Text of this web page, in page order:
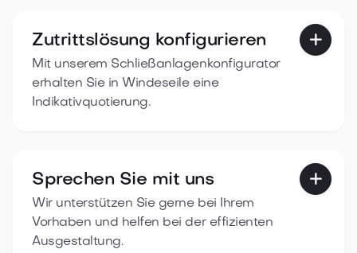
Zutrittslösung konfigurieren
Mit unserem Schließanlagenkonfigurator
erhalten Sie in Windeseile eine
Indikativquotierung.

Sprechen Sie mit uns
Wir unterstützen Sie gerne bei Ihrem
Vorhaben und helfen bei der effizienten
Ausgestaltung.
